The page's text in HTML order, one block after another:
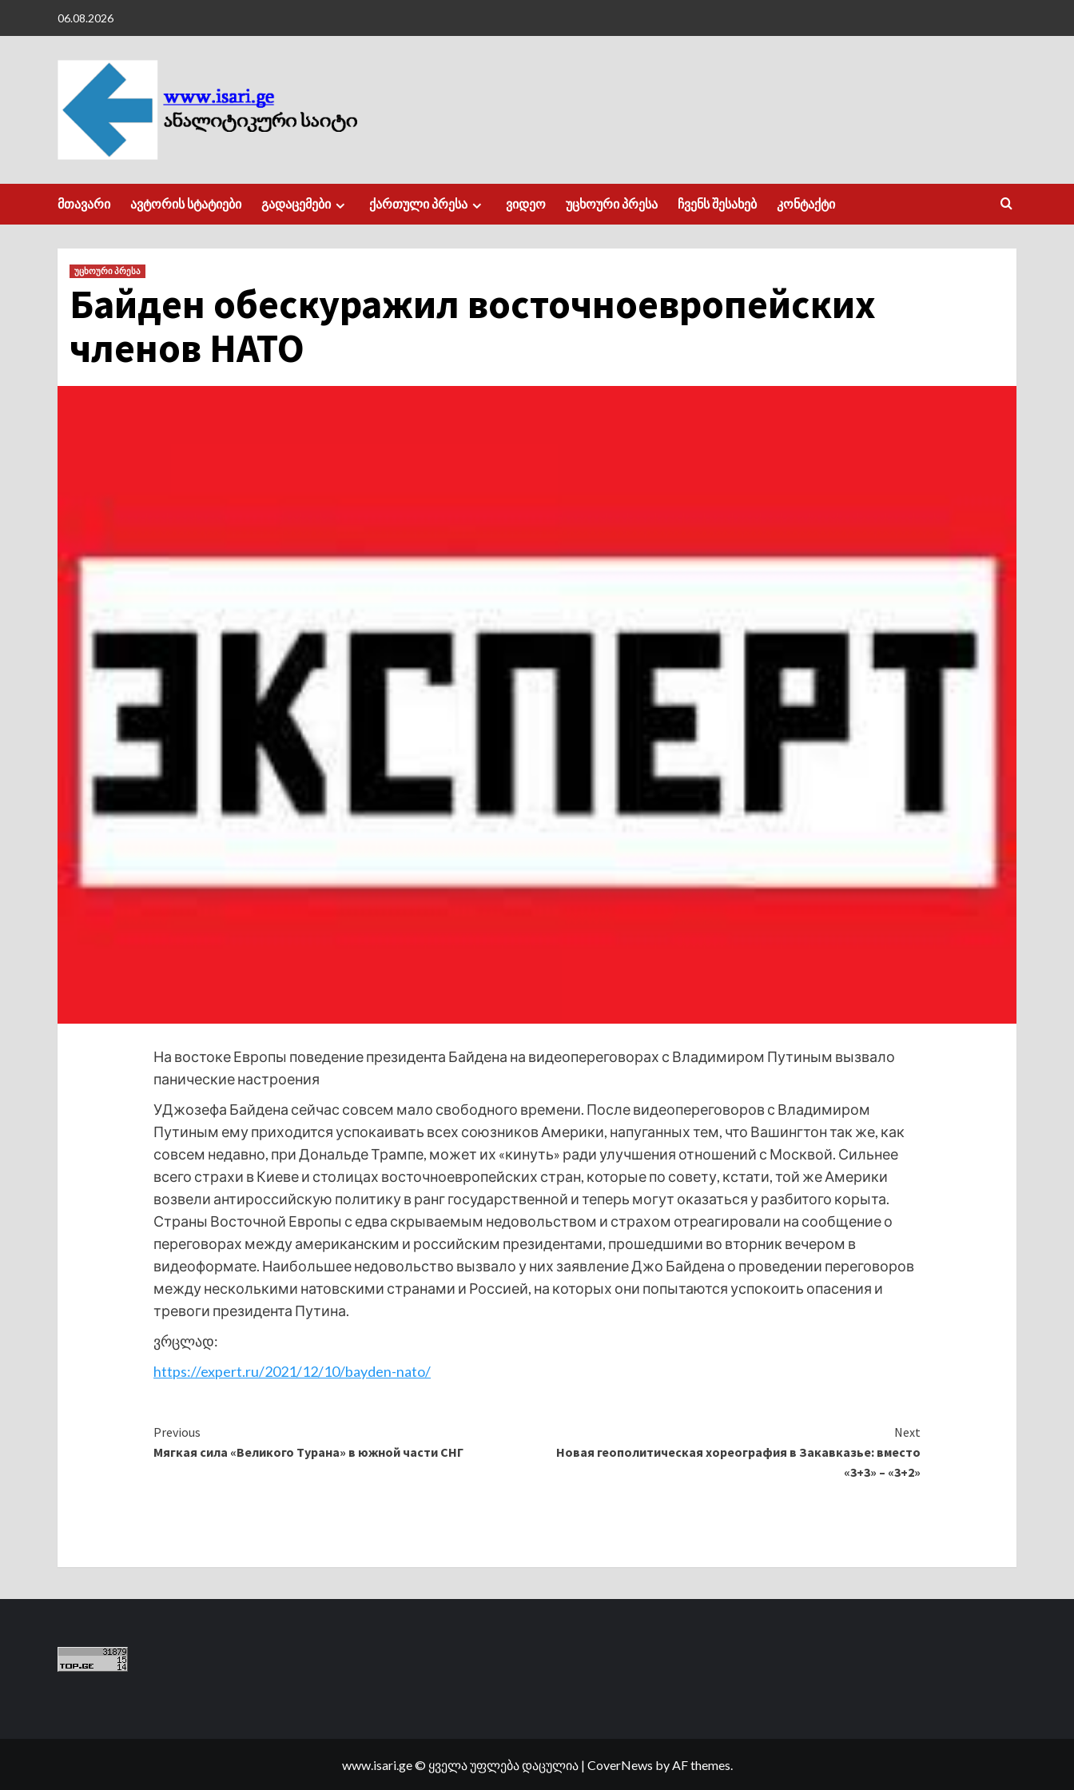
06.08.2026
მთავარი ავტორის სტატიები გადაცემები ქართული პრესა ვიდეო უცხოური პრესა ჩვენს შესახებ კონტაქტი
უცხოური პრესა
Байден обескуражил восточноевропейских
членов НАТО
На востоке Европы поведение президента Байдена на видеопереговорах с Владимиром Путиным вызвало
панические настроения
УДжозефа Байдена сейчас совсем мало свободного времени. После видеопереговоров с Владимиром
Путиным ему приходится успокаивать всех союзников Америки, напуганных тем, что Вашингтон так же, как
совсем недавно, при Дональде Трампе, может их «кинуть» ради улучшения отношений с Москвой. Сильнее
всего страхи в Киеве и столицах восточноевропейских стран, которые по совету, кстати, той же Америки
возвели антироссийскую политику в ранг государственной и теперь могут оказаться у разбитого корыта.
Страны Восточной Европы с едва скрываемым недовольством и страхом отреагировали на сообщение о
переговорах между американским и российским президентами, прошедшими во вторник вечером в
видеоформате. Наибольшее недовольство вызвало у них заявление Джо Байдена о проведении переговоров
между несколькими натовскими странами и Россией, на которых они попытаются успокоить опасения и
тревоги президента Путина.
ვრცლად:
https://expert.ru/2021/12/10/bayden-nato/
Continue
Reading
Previous
Мягкая сила «Великого Турана» в южной части СНГ
Next
Новая геополитическая хореография в Закавказье: вместо
«3+3» – «3+2»
www.isari.ge © ყველა უფლება დაცულია | CoverNews by AF themes.